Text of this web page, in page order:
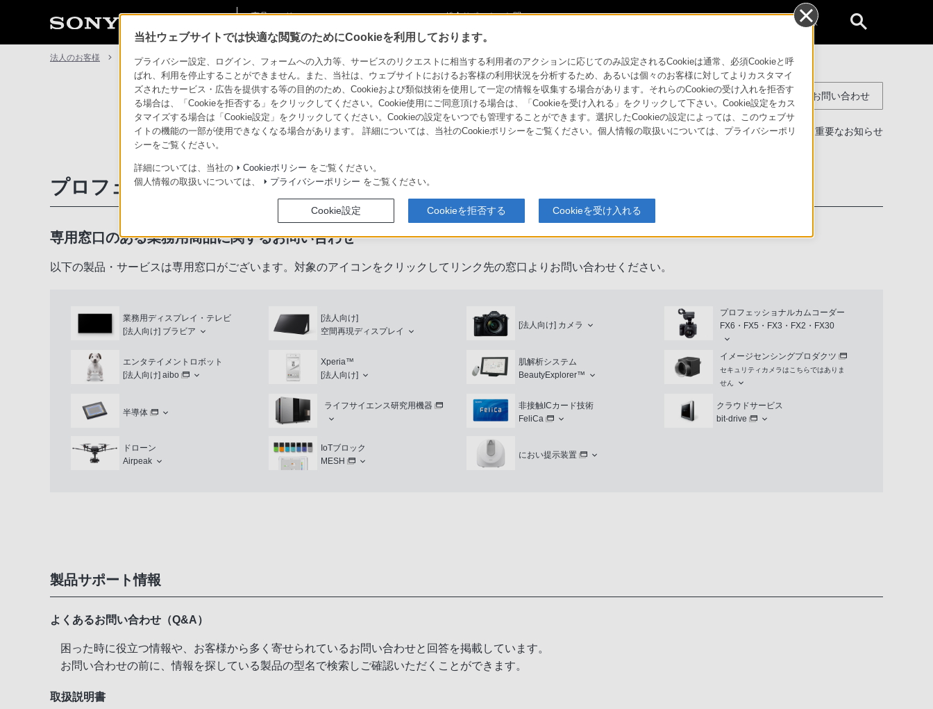
商品・ソリューショ
ン情報
総合サポート・お問
個人のお客様
法人のお客様 サポート・お問い合わせ
コンスーマー製品に関するお問い合わせ
製品に関する重要なお知らせ
プロフェッショナル／業務用製品に関するサポート・お問い合わせ
専用窓口のある業務用商品に関するお問い合わせ
以下の製品・サービスは専用窓口がございます。対象のアイコンをクリックしてリンク先の窓口よりお問い合わせください。
業務用ディスプレイ・テレビ
[法人向け] ブラビア
[法人向け]
空間再現ディスプレイ
[法人向け] カメラ
プロフェッショナルカムコーダー
FX6・FX5・FX3・FX2・FX30
エンタテイメントロボット
[法人向け] aibo
Xperia™
[法人向け]
肌解析システム
BeautyExplorer™
イメージセンシングプロダクツ
セキュリティカメラはこちらではありま
せん
半導体
ライフサイエンス研究用機器
非接触ICカード技術
FeliCa
クラウドサービス
bit-drive
ドローン
Airpeak
IoTブロック
MESH
におい提示装置
製品サポート情報
よくあるお問い合わせ（Q&A）
困った時に役立つ情報や、お客様から多く寄せられているお問い合わせと回答を掲載しています。
お問い合わせの前に、情報を探している製品の型名で検索しご確認いただくことができます。
取扱説明書
当社ウェブサイトでは快適な閲覧のためにCookieを利用しております。
プライバシー設定、ログイン、フォームへの入力等、サービスのリクエストに相当する利用者のアクションに応じてのみ設定されるCookieは通常、必須Cookieと呼
ばれ、利用を停止することができません。また、当社は、ウェブサイトにおけるお客様の利用状況を分析するため、あるいは個々のお客様に対してよりカスタマイ
ズされたサービス・広告を提供する等の目的のため、Cookieおよび類似技術を使用して一定の情報を収集する場合があります。それらのCookieの受け入れを拒否す
る場合は、「Cookieを拒否する」をクリックしてください。Cookie使用にご同意頂ける場合は、「Cookieを受け入れる」をクリックして下さい。Cookie設定をカス
タマイズする場合は「Cookie設定」をクリックしてください。Cookieの設定をいつでも管理することができます。選択したCookieの設定によっては、このウェブサ
イトの機能の一部が使用できなくなる場合があります。 詳細については、当社のCookieポリシーをご覧ください。個人情報の取扱いについては、プライバシーポリ
シーをご覧ください。
詳細については、当社の Cookieポリシー をご覧ください。
個人情報の取扱いについては、
プライバシーポリシー をご覧ください。
Cookie設定 Cookieを拒否する Cookieを受け入れる